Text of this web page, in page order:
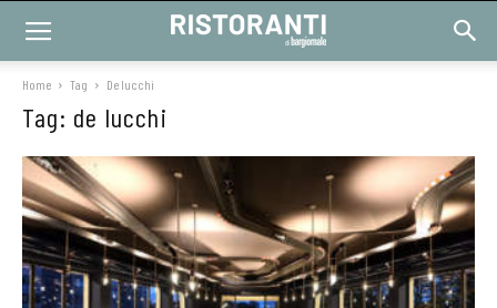
Home Tag De lucchi
Tag: de lucchi